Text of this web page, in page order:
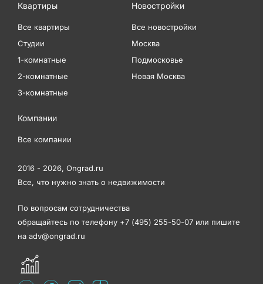
Квартиры
Все квартиры
Студии
1-комнатные
2-комнатные
3-комнатные
Новостройки
Все новостройки
Москва
Подмосковье
Новая Москва
Компании
Все компании
2016 - 2026, Ongrad.ru
Все, что нужно знать о недвижимости
По вопросам сотрудничества
обращайтесь по телефону +7 (495) 255-50-07 или пишите
на adv@ongrad.ru